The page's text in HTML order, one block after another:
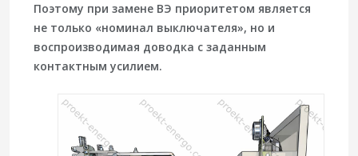
Поэтому при замене ВЭ приоритетом является
не только «номинал выключателя», но и
воспроизводимая доводка с заданным
контактным усилием.